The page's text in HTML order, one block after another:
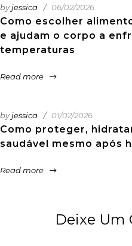
Como escolher
e ajudam o corpo a
temperaturas
byjessica 06/02/2026
Read more
Como proteger,
saudável mesmo após
byjessica 01/02/2026
Read more
Deixe Um